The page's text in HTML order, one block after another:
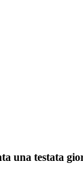
una testata